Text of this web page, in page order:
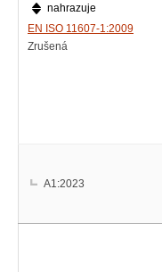
nahrazuje
EN ISO 11607-1:2009
Zrušená
A1:2023